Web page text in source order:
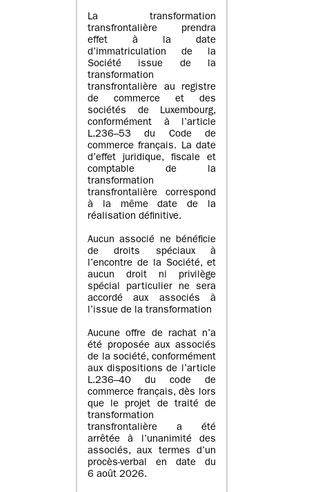
La transformation
transfrontalière prendra
effet à la date
d’immatriculation de la
Société issue de la
transformation
transfrontalière au registre
de commerce et des
sociétés de Luxembourg,
conformément à l’article
L.236–53 du Code de
commerce français. La date
d’effet juridique, fiscale et
comptable de la
transformation
transfrontalière correspond
à la même date de la
réalisation définitive.
Aucun associé ne bénéficie
de droits spéciaux à
l’encontre de la Société, et
aucun droit ni privilège
spécial particulier ne sera
accordé aux associés à
l’issue de la transformation
Aucune offre de rachat n’a
été proposée aux associés
de la société, conformément
aux dispositions de l’article
L.236–40 du code de
commerce français, dès lors
que le projet de traité de
transformation
transfrontalière a été
arrêtée à l’unanimité des
associés, aux termes d’un
procès-verbal en date du
6 août 2026.